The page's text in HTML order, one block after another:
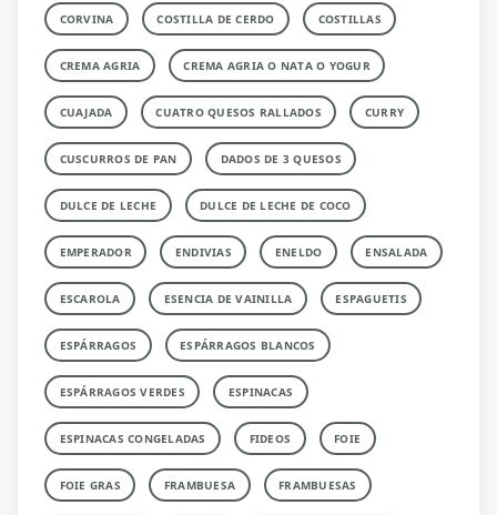
CORVINA COSTILLA DE CERDO COSTILLAS
CREMA AGRIA CREMA AGRIA O NATA O YOGUR
CUAJADA CUATRO QUESOS RALLADOS CURRY
CUSCURROS DE PAN DADOS DE 3 QUESOS
DULCE DE LECHE DULCE DE LECHE DE COCO
EMPERADOR ENDIVIAS ENELDO ENSALADA
ESCAROLA ESENCIA DE VAINILLA ESPAGUETIS
ESPÁRRAGOS ESPÁRRAGOS BLANCOS
ESPÁRRAGOS VERDES ESPINACAS
ESPINACAS CONGELADAS FIDEOS FOIE
FOIE GRAS FRAMBUESA FRAMBUESAS